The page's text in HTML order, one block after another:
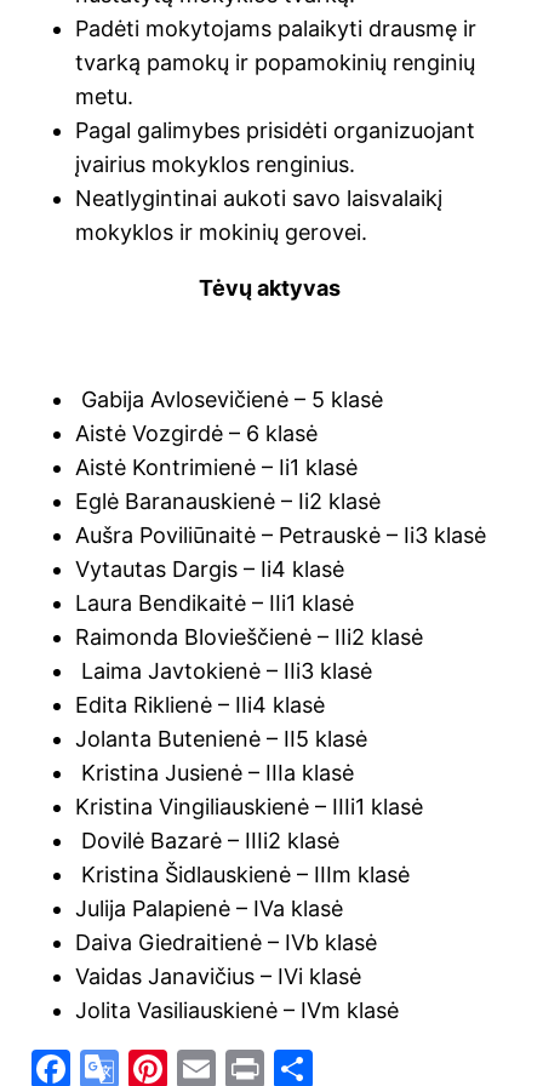
Padėti mokytojams palaikyti drausmę ir
tvarką pamokų ir popamokinių renginių
metu.
Pagal galimybes prisidėti organizuojant
įvairius mokyklos renginius.
Neatlygintinai aukoti savo laisvalaikį
mokyklos ir mokinių gerovei.
Tėvų aktyvas
Gabija Avlosevičienė – 5 klasė
Aistė Vozgirdė – 6 klasė
Aistė Kontrimienė – Ii1 klasė
Eglė Baranauskienė – Ii2 klasė
Aušra Poviliūnaitė – Petrauskė – Ii3 klasė
Vytautas Dargis – Ii4 klasė
Laura Bendikaitė – IIi1 klasė
Raimonda Blovieščienė – IIi2 klasė
Laima Javtokienė – IIi3 klasė
Edita Riklienė – IIi4 klasė
Jolanta Butenienė – II5 klasė
Kristina Jusienė – IIIa klasė
Kristina Vingiliauskienė – IIIi1 klasė
Dovilė Bazarė – IIIi2 klasė
Kristina Šidlauskienė – IIIm klasė
Julija Palapienė – IVa klasė
Daiva Giedraitienė – IVb klasė
Vaidas Janavičius – IVi klasė
Jolita Vasiliauskienė – IVm klasė
F
G
Pi E
Pr